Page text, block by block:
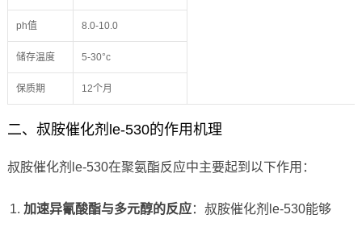
ph值 8.0-10.0
储存温度 5-30°c
保质期 12个月
二、叔胺催化剂le-530的作用机理
叔胺催化剂le-530在聚氨酯反应中主要起到以下作用：
加速异氰酸酯与多元醇的反应：叔胺催化剂le-530能够